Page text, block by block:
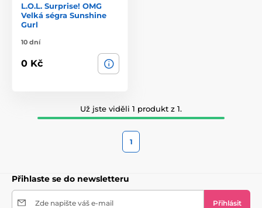
L.O.L. Surprise! OMG
Velká ségra Sunshine
Gurl
10 dní
0 Kč
Už jste viděli 1 produkt z 1.
1
Přihlaste se do newsletteru
Zde napište váš e-mail Přihlásit